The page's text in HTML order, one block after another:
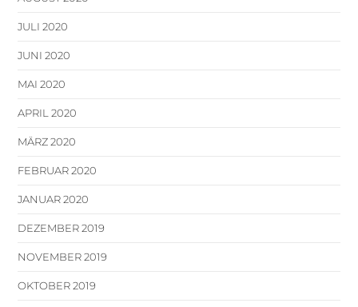
JULI 2020
JUNI 2020
MAI 2020
APRIL 2020
MÄRZ 2020
FEBRUAR 2020
JANUAR 2020
DEZEMBER 2019
NOVEMBER 2019
OKTOBER 2019